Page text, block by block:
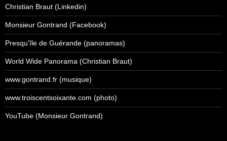
Christian Braut (Linkedin)
Monsieur Gontrand (Facebook)
Presqu'île de Guérande (panoramas)
World Wide Panorama (Christian Braut)
www.gontrand.fr (musique)
www.troiscentsoixante.com (photo)
YouTube (Monsieur Gontrand)